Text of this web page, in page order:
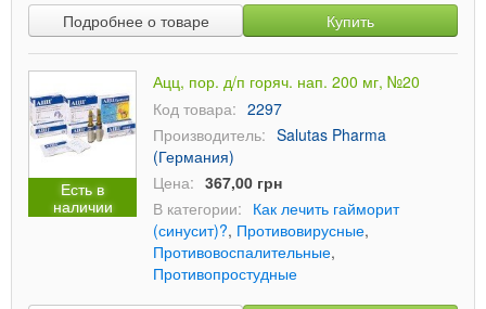
Подробнее о товаре Купить
Есть в
наличии
Ацц, пор. д/п горяч. нап. 200 мг, №20
Код товара: 2297
Производитель: Salutas Pharma
(Германия)
Цена: 367,00 грн
В категории: Как лечить гайморит
(синусит)?, Противовирусные,
Противовоспалительные,
Противопростудные